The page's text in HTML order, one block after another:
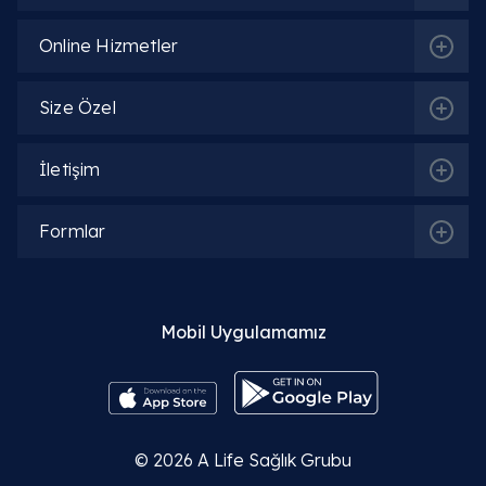
Ameliyattan sonra dikişler ne zaman alınır?
Bağırsak ameliyatı sonrası kabızlık normal mi?
Ameliyat sonrası cinsel yaşam ne zaman
Kapalı ameliyat her hastaya uygulanabilir mi?
Online Hizmetler
Size Özel
İletişim
Formlar
Mobil Uygulamamız
© 2026 A Life Sağlık Grubu